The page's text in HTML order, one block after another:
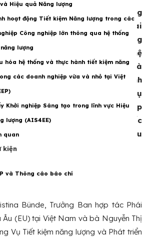
Hiệu quả Năng lượng
hoạt động Tiết kiệm Năng lượng trong các
Công nghiệp lớn thông qua hệ thống
lượng
hóa hệ thống và thực hành tiết kiệm năng
các doanh nghiệp vừa và nhỏ tại Việt
Khởi nghiệp Sáng tạo trong lĩnh vực Hiệu
lượng (AIS4EE)
quan
kiện
và Thông cáo báo chí
năm 2024, tại trụ sở Bộ Công
cuộc họp Ban Điều phối lần thứ hai
hoạt động tiết kiệm năng lượng
công nghiệp lớn thông qua hệ
lượng và tối ưu hóa hệ thống và
năng lượng trong các doanh
Việt Nam” (Dự án IEEP), do
Vụ
và Phát triền bền vững phối hợp
triển công nghiệp Liên hợp quốc
với sự tài trợ của Liên minh châu
Bünde, Trưởng Ban hợp tác Phái
Âu (EU) tại Việt Nam và bà Nguyễn Thị
Vụ Tiết kiệm năng lượng và Phát triển